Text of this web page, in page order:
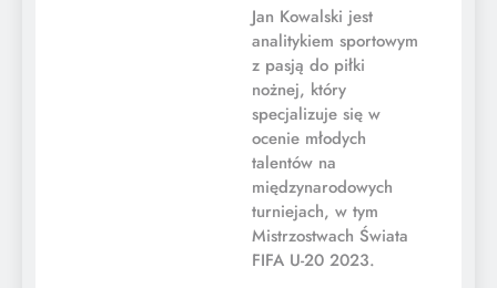
Jan Kowalski jest
analitykiem sportowym
z pasją do piłki
nożnej, który
specjalizuje się w
ocenie młodych
talentów na
międzynarodowych
turniejach, w tym
Mistrzostwach Świata
FIFA U-20 2023.